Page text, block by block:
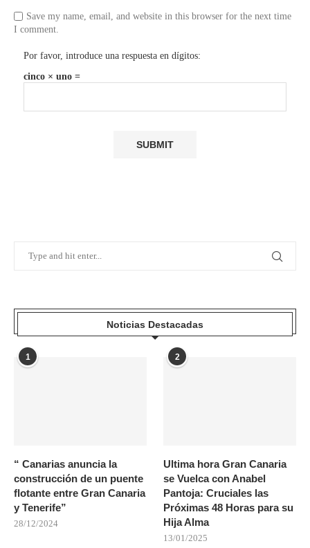
Save my name, email, and website in this browser for the next time
I comment.
Por favor, introduce una respuesta en dígitos:
cinco × uno =
Noticias Destacadas
1
“ Canarias anuncia la
construcción de un puente
flotante entre Gran Canaria
y Tenerife”
28/12/2024
2
Ultima hora Gran Canaria
se Vuelca con Anabel
Pantoja: Cruciales las
Próximas 48 Horas para su
Hija Alma
13/01/2025